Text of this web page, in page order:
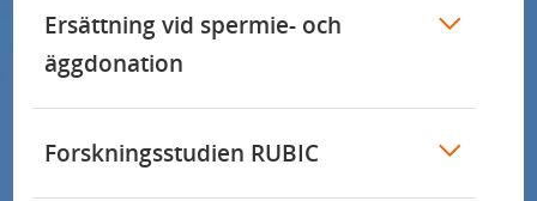
Ersättning vid spermie- och
äggdonation
Forskningsstudien RUBIC